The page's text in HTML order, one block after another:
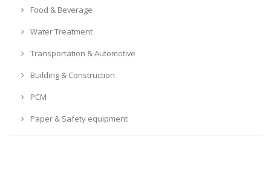
Food & Beverage
Water Treatment
Transportation & Automotive
Building & Construction
PCM
Paper & Safety equipment